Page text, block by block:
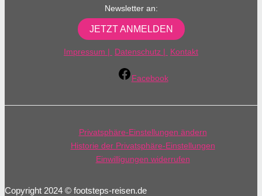
Newsletter an:
JETZT ANMELDEN
Impressum | Datenschutz | Kontakt
Facebook
Privatsphäre-Einstellungen ändern
Historie der Privatsphäre-Einstellungen
Einwilligungen widerrufen
Copyright 2024 © footsteps-reisen.de